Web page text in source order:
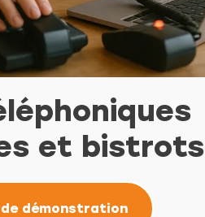
et bistrots
démonstration